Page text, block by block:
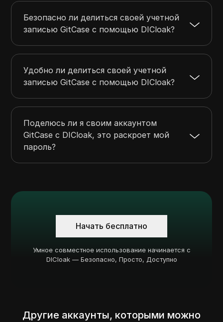
Безопасно ли делиться своей учетной
записью GitCase с помощью DICloak?
Удобно ли делиться своей учетной
записью GitCase с помощью DICloak?
Поделюсь ли я своим аккаунтом
GitCase с DICloak, это раскроет мой
пароль?
Начать бесплатно
Умное совместное использование начинается с
DICloak — Безопасно, Просто, Доступно
Другие аккаунты, которыми можно